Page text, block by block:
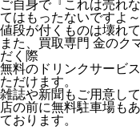
ご自身で『これは売れ
てはもったないですよ～
値段が付くものは壊れ
また、買取専門 金のク
だく際
無料のドリンクサービ
ただけます。
雑誌や新聞もご用意し
店の前に無料駐車場も
ております。